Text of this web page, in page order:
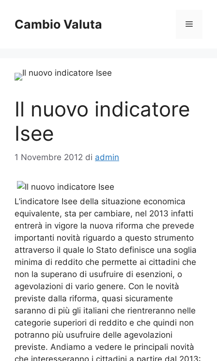
contenuto
Cambio Valuta Menu
Il nuovo indicatore
Isee
1 Novembre 2012 di admin
L’indicatore Isee della situazione economica
equivalente, sta per cambiare, nel 2013 infatti
entrerà in vigore la nuova riforma che prevede
importanti novità riguardo a questo strumento
attraverso il quale lo Stato definisce una soglia
minima di reddito che permette ai cittadini che
non la superano di usufruire di esenzioni, o
agevolazioni di vario genere. Con le novità
previste dalla riforma, quasi sicuramente
saranno di più gli italiani che rientreranno nelle
categorie superiori di reddito e che quindi non
potranno più usufruire delle agevolazioni
previste. Andiamo a vedere le principali novità
che interesseranno i cittadini a partire dal 2013: